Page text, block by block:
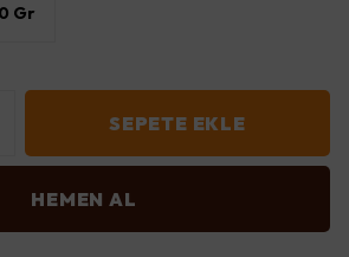
Gr
SEPETE EKLE
HEMEN AL